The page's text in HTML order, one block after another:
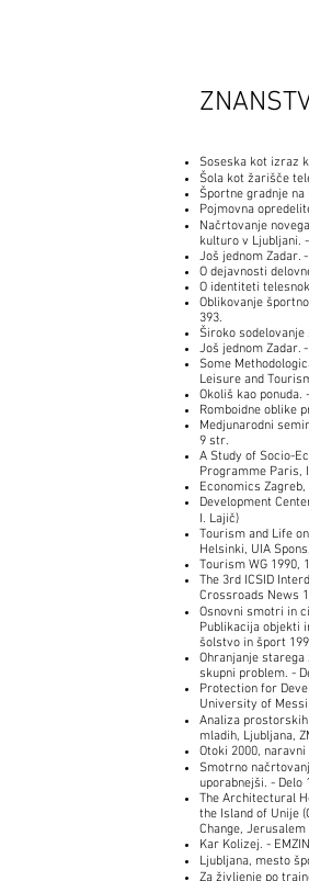
Soseska kot izraz
Šola kot žarišče
Športne gradnje na
Pojmovna
Načrtovanje
kulturo v Ljubljani.
Još jednom Zadar.
O dejavnosti
O identiteti
Oblikovanje
393.
Široko sodelovanje
Još jednom Zadar.
Some
Leisure and
Okoliš kao
Romboidne oblike
Medjunarodni
9 str.
A Study of Socio-
Programme Paris,
Economics Zagreb,
Development
I. Lajič)
Tourism and Life
Helsinki, UIA
Tourism WG 1990,
The 3rd ICSID
Crossroads News
Osnovni smotri in
Publikacija objekti
šolstvo in šport
Ohranjanje starega
skupni problem. -
Protection for
University of
Analiza
mladih, Ljubljana,
Otoki 2000,
Smotrno
uporabnejši. - Delo
The Architectural
the Island of Unije
Change, Jerusalem
Kar Kolizej. -
Ljubljana, mesto
Za življenje po